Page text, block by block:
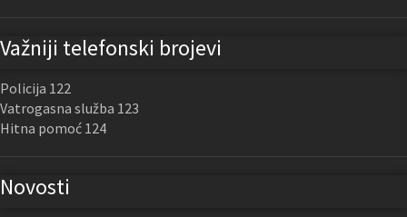
Važniji telefonski brojevi
Policija 122
Vatrogasna služba 123
Hitna pomoć 124
Novosti